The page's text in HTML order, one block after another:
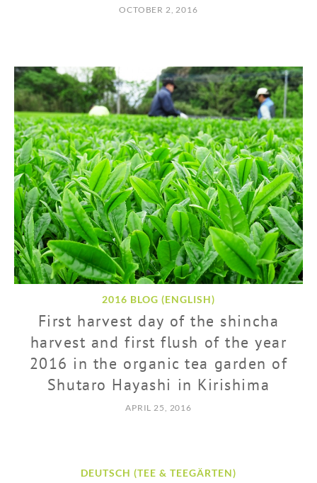
OCTOBER 2, 2016
2016 BLOG (ENGLISH)
First harvest day of the shincha
harvest and first flush of the year
2016 in the organic tea garden of
Shutaro Hayashi in Kirishima
APRIL 25, 2016
DEUTSCH (TEE & TEEGÄRTEN)